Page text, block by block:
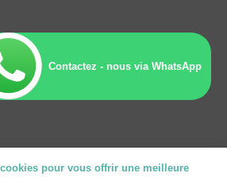
pour vous offrir une meilleure
Contactez - nous via WhatsApp